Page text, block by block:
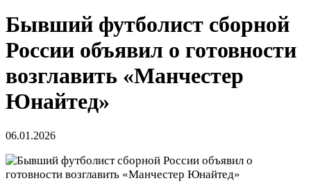
Бывший футболист сборной
России объявил о готовности
возглавить «Манчестер
Юнайтед»
06.01.2026